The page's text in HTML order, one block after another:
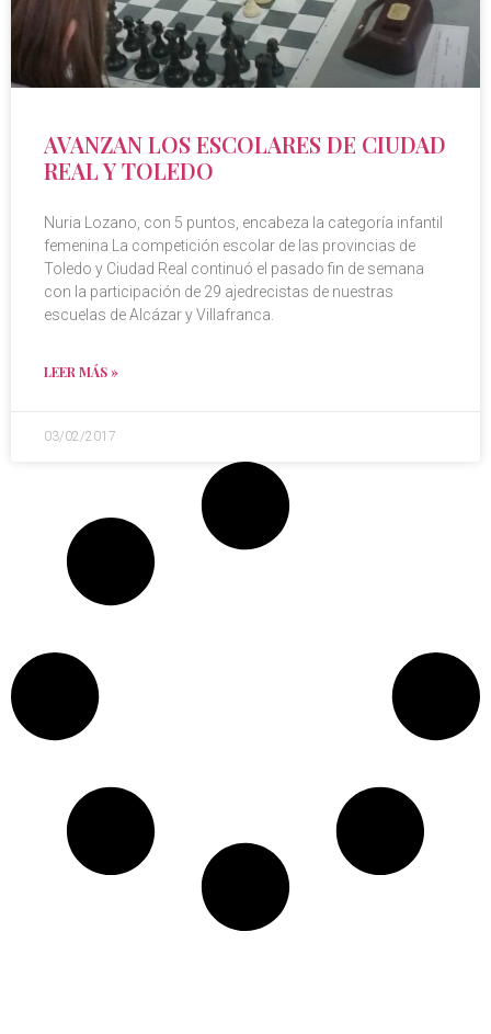
AVANZAN LOS ESCOLARES DE CIUDAD
REAL Y TOLEDO
Nuria Lozano, con 5 puntos, encabeza la categoría infantil
femenina La competición escolar de las provincias de
Toledo y Ciudad Real continuó el pasado fin de semana
con la participación de 29 ajedrecistas de nuestras
escuelas de Alcázar y Villafranca.
LEER MÁS »
03/02/2017